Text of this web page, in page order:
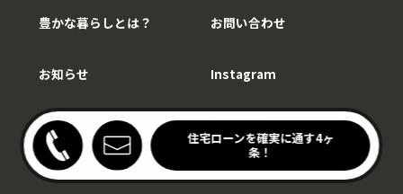
豊かな暮らしとは？
お知らせ
お問い合わせ
Instagram
Copy©WithCarpenter.
キッチンの家見学会
開催中！
住宅ローンを確実に通す4ヶ
条！